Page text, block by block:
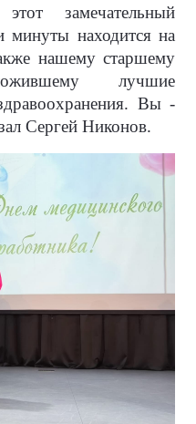
замечательный
минуты находится на
нашему старшему
лучшие
Вы -
Сергей Никонов.